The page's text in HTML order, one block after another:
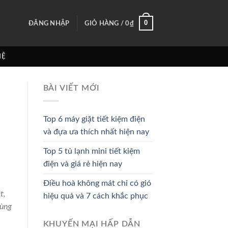
ĐĂNG NHẬP GIỎ HÀNG /0₫ 0
BÀI VIẾT MỚI
Top 6 máy giặt tiết kiệm điện
và đựa ưa thích nhất hiện nay
Top 5 tủ lạnh mini tiết kiệm
điện và giá rẻ hiện nay
Điều hoà không mát chỉ có gió
hiệu quả và 7 cách khắc phục
KHUYẾN MẠI HẤP DẪN